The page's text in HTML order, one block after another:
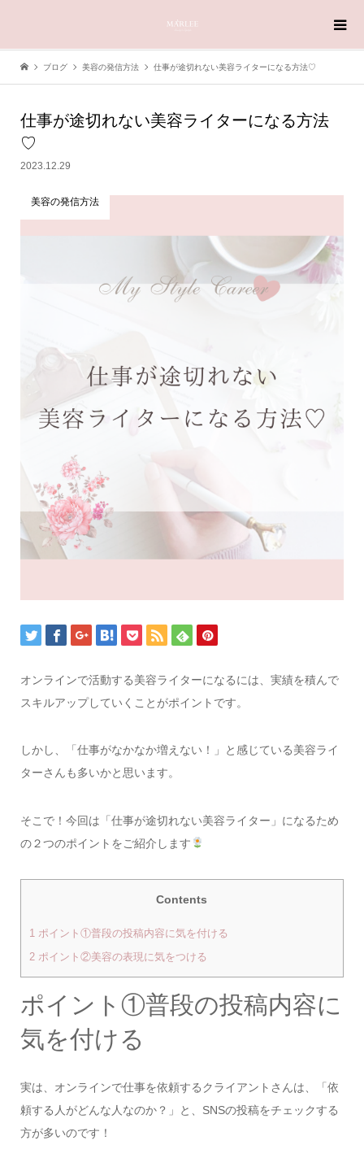
ブログ 美容の発信方法 仕事が途切れない美容ライターになる方法♡
仕事が途切れない美容ライターになる方法
♡
2023.12.29
美容の発信方法
オンラインで活動する美容ライターになるには、実績を積んで
スキルアップしていくことがポイントです。
しかし、「仕事がなかなか増えない！」と感じている美容ライ
ターさんも多いかと思います。
そこで！今回は「仕事が途切れない美容ライター」になるため
の２つのポイントをご紹介します
Contents
1ポイント①普段の投稿内容に気を付ける
2ポイント②美容の表現に気をつける
ポイント①普段の投稿内容に
気を付ける
実は、オンラインで仕事を依頼するクライアントさんは、「依
頼する人がどんな人なのか？」と、SNSの投稿をチェックする
方が多いのです！